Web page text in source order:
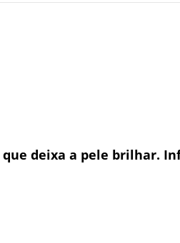
deixa a pele brilhar.